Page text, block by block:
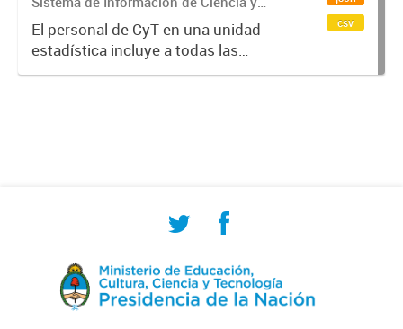
Tecnología Argentino (SICYTAR)
El personal de CyT en una unidad
estadística incluye a todas las
personas involucradas
csv